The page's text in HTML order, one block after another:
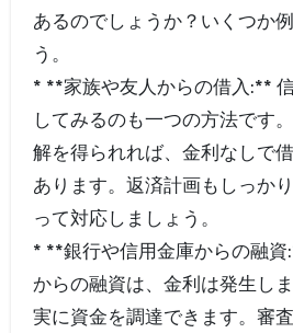
あるのでしょうか？いくつか
う。
* **家族や友人からの借入:**
してみるのも一つの方法です
解を得られれば、金利なしで
あります。返済計画もしっか
って対応しましょう。
* **銀行や信用金庫からの融
からの融資は、金利は発生し
実に資金を調達できます。審